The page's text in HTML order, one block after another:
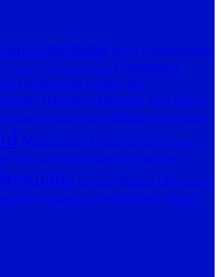
Dorfmann Danzig Doppelschilling
Goslar Gussform Hamburg Hamburger
Hamburger Schule der
Hildesheim Holstein Josef Spiegel
Kleinasien König Lemgo Mecklenburg Medaillon
Münzstätte Münzwesen
Niederelbe
Odenwald Otto Schulenburg Paderborn
Rheinland Richard Ohly Sterling
Westerborstel Westfalen Wilhelm